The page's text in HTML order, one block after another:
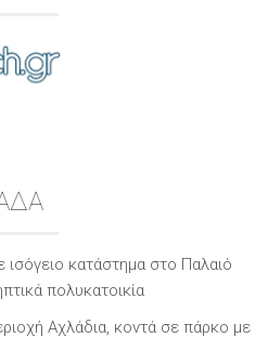
κατάστημα στο Παλαιό
πολυκατοικία
Αχλάδια, κοντά σε πάρκο με